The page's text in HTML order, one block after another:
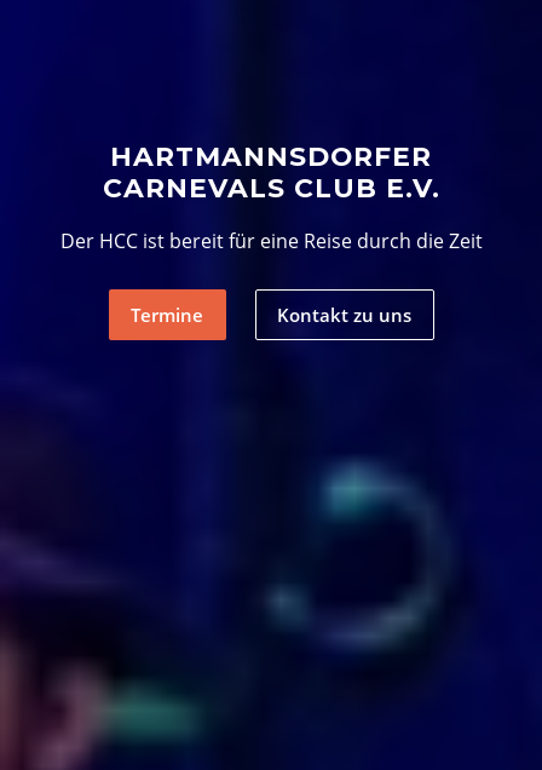
HARTMANNSDORFER
CARNEVALS CLUB E.V.
Der HCC ist bereit für eine Reise durch die Zeit
Termine Kontakt zu uns